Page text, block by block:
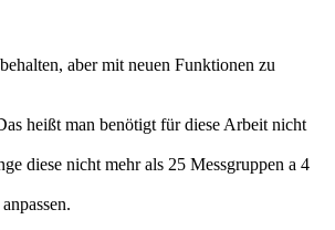
aber mit neuen Funktionen zu
heißt man benötigt für diese Arbeit nicht
diese nicht mehr als 25 Messgruppen a 4